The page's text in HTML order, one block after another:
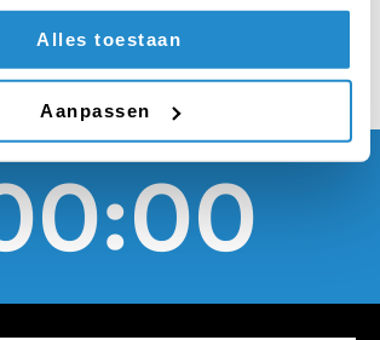
Alles toestaan
Aanpassen